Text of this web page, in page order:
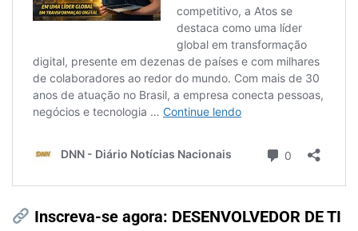
Inscreva-se agora: DESENVOLVEDOR DE TI